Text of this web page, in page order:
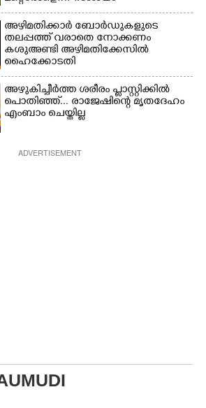
അഴിമതിക്കാർ ബോർഡുകളുടെ
തലപ്പത്ത് വരാതെ നോക്കണം
കശുഅണ്ടി അഴിമതിക്കേസിൽ
ഹൈക്കോടതി
അഴുകിച്ചീർത്ത ശരീരം പ്ളാസ്റ്റിക്കിൽ
പൊതിഞ്ഞ്... രാജേഷിന്റെ മൃതദേഹം
എംബാം ചെയ്തില്ല
ADVERTISEMENT